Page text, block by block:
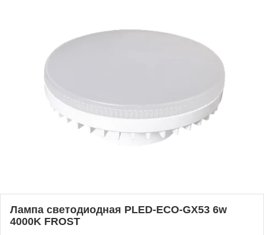
Лампа светодиодная PLED-ECO-GX53 6w
4000K FROST